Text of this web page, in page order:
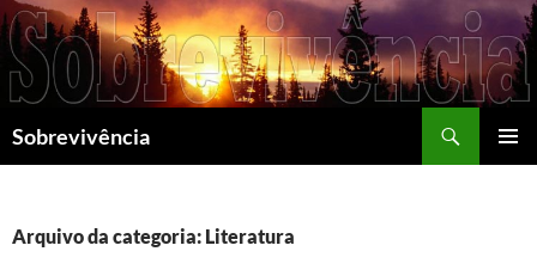
Sobrevivência
CONTEÚDO
Arquivo da categoria: Literatura